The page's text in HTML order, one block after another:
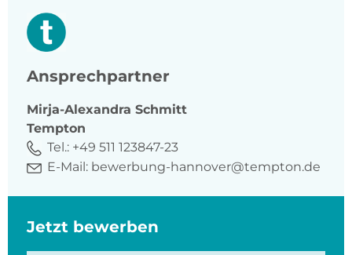
Ansprechpartner
Mirja-Alexandra Schmitt
Tempton
Tel.: +49 511 123847-23
E-Mail: bewerbung-hannover@tempton.de
Jetzt bewerben